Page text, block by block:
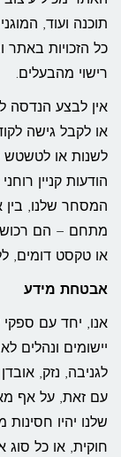
תוכנה ועוד,
כל הזכויות באתר
רישוי מהבעלים.
אין לבצע הנדסה
או לקבל גישה
לשנות או לטשטש
הודעות קניין
המסחר שלנו, בין
מתחם – הם
או טקסט דומים,
אבטחת מידע
אנו, יחד עם ספקי
יישומים ונהלים
לגניבה, נזק,
עם זאת, על אף
שלנו יהיו
חוקית, או כל